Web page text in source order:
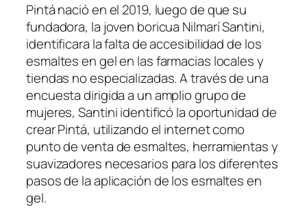
Pintá nació en el 2019, luego de que su
fundadora, la joven boricua Nilmarí Santini,
identificara la falta de accesibilidad de los
esmaltes en gel en las farmacias locales y
tiendas no especializadas. A través de una
encuesta dirigida a un amplio grupo de
mujeres, Santini identificó la oportunidad de
crear Pintá, utilizando el internet como
punto de venta de esmaltes, herramientas y
suavizadores necesarios para los diferentes
pasos de la aplicación de los esmaltes en
gel.